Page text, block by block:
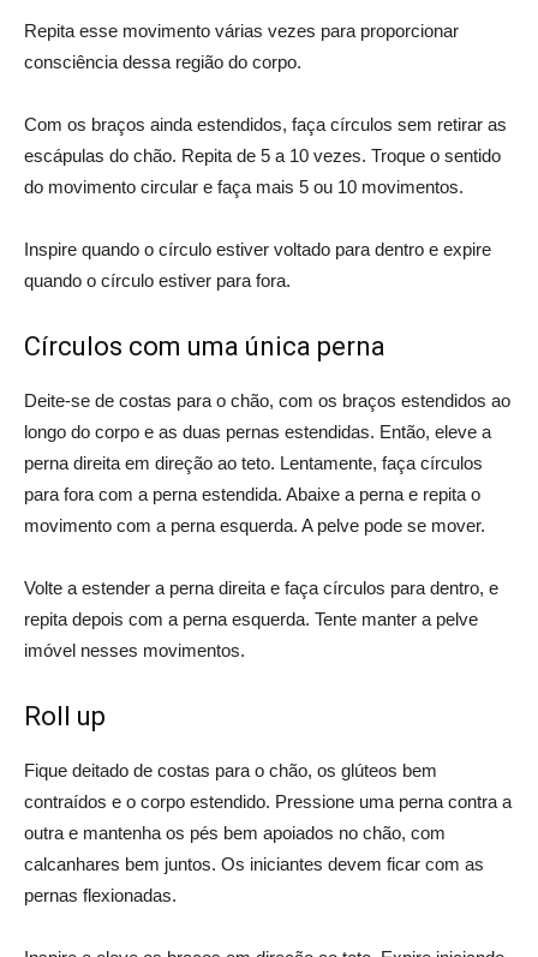
Repita esse movimento várias vezes para proporcionar
consciência dessa região do corpo.
Com os braços ainda estendidos, faça círculos sem retirar as
escápulas do chão. Repita de 5 a 10 vezes. Troque o sentido
do movimento circular e faça mais 5 ou 10 movimentos.
Inspire quando o círculo estiver voltado para dentro e expire
quando o círculo estiver para fora.
Círculos com uma única perna
Deite-se de costas para o chão, com os braços estendidos ao
longo do corpo e as duas pernas estendidas. Então, eleve a
perna direita em direção ao teto. Lentamente, faça círculos
para fora com a perna estendida. Abaixe a perna e repita o
movimento com a perna esquerda. A pelve pode se mover.
Volte a estender a perna direita e faça círculos para dentro, e
repita depois com a perna esquerda. Tente manter a pelve
imóvel nesses movimentos.
Roll up
Fique deitado de costas para o chão, os glúteos bem
contraídos e o corpo estendido. Pressione uma perna contra a
outra e mantenha os pés bem apoiados no chão, com
calcanhares bem juntos. Os iniciantes devem ficar com as
pernas flexionadas.